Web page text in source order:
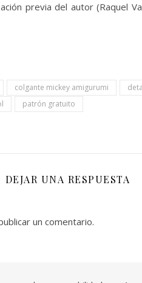
previa del autor
colgante mickey amigurumi
patrón gratuito
DEJAR UNA RESPUESTA
un comentario.